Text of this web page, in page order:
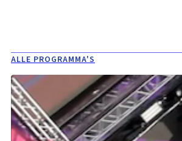
ALLE PROGRAMMA'S